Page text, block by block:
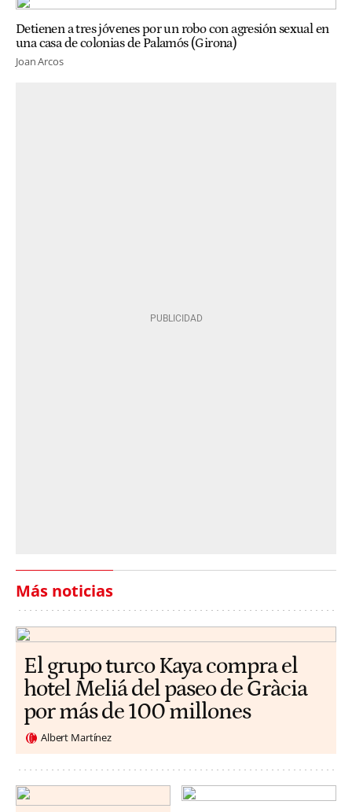
Detienen a tres jóvenes por un robo con agresión sexual en
una casa de colonias de Palamós (Girona)
Joan Arcos
Más noticias
El grupo turco Kaya compra el
hotel Meliá del paseo de Gràcia
por más de 100 millones
Albert Martínez